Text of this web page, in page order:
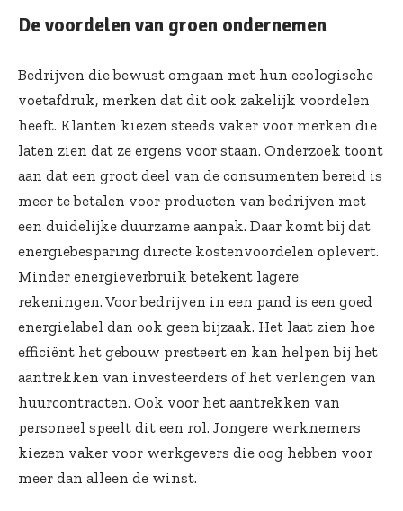
De voordelen van groen ondernemen
Bedrijven die bewust omgaan met hun ecologische
voetafdruk, merken dat dit ook zakelijk voordelen
heeft. Klanten kiezen steeds vaker voor merken die
laten zien dat ze ergens voor staan. Onderzoek toont
aan dat een groot deel van de consumenten bereid is
meer te betalen voor producten van bedrijven met
een duidelijke duurzame aanpak. Daar komt bij dat
energiebesparing directe kostenvoordelen oplevert.
Minder energieverbruik betekent lagere
rekeningen. Voor bedrijven in een pand is een goed
energielabel dan ook geen bijzaak. Het laat zien hoe
efficiënt het gebouw presteert en kan helpen bij het
aantrekken van investeerders of het verlengen van
huurcontracten. Ook voor het aantrekken van
personeel speelt dit een rol. Jongere werknemers
kiezen vaker voor werkgevers die oog hebben voor
meer dan alleen de winst.